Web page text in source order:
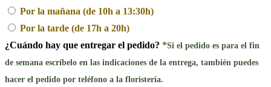
Por la mañana (de 10h a 13:30h)
Por la tarde (de 17h a 20h)
¿Cuándo hay que entregar el pedido? *Si el pedido es para el fin
de semana escríbelo en las indicaciones de la entrega, también puedes
hacer el pedido por teléfono a la floristería.